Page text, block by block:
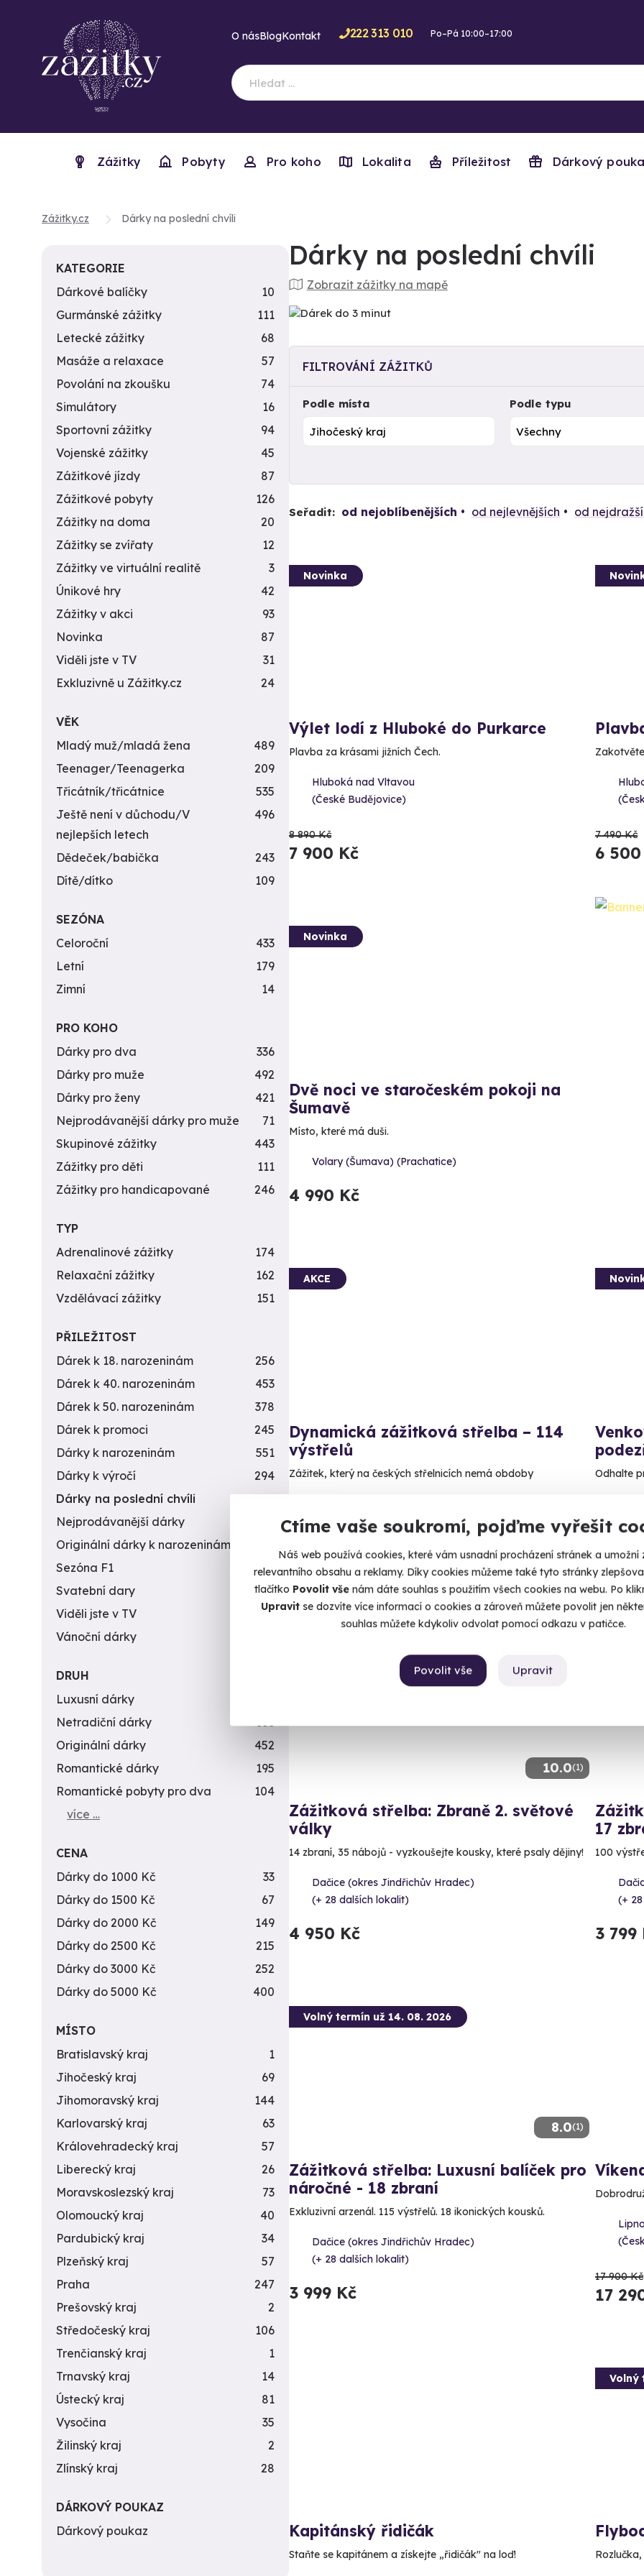
Ctíme vaše soukromí, pojďme vyřešit
Náš web používá cookies, které vám usnadní procházení stránek a umožní
relevantního obsahu a reklamy. Díky cookies můžeme také tyto stránky
tlačítko Povolit vše nám dáte souhlas s použitím všech cookies na webu. Po
Upravitse dozvíte více informací o cookies a zároveň můžete povolit jen
souhlas můžete kdykoliv odvolat pomocí odkazu v patičce.
Upravit
Povolit vše
O násBlogKontakt 222 313 010 Po–Pá 10:00–17:00
Zážitky Pobyty Pro koho Lokalita Příležitost Dárkový
Zážitky.cz Dárky na poslední chvíli
Dárky na poslední chvíli
Zobrazit zážitky na mapě
FILTROVÁNÍ ZÁŽITKŮ
Podle místa Podle typu
Seřadit: od nejoblíbenějších od nejlevnějších od
Novinka
Výlet lodí z Hluboké do Purkarce
Plavba za krásami jižních Čech.
Hluboká nad Vltavou
(České Budějovice)
8 890 Kč
7 900 Kč
7 490 Kč
6
Novinka
Dvě noci ve staročeském pokoji na
Šumavě
Místo, které má duši.
Volary (Šumava) (Prachatice)
4 990 Kč
AKCE
Dynamická zážitková střelba – 114
výstřelů
Zážitek, který na českých střelnicích nemá obdoby
(Jindřichův Hradec)
6 490 Kč
4 990 Kč
Odhalte
(+ 6
1 190
10.0(1)
Volný termín už 12. 08. 2026
Zážitková střelba: Zbraně 2. světové
války
14 zbraní, 35 nábojů - vyzkoušejte kousky, které psaly dějiny!
Dačice (okres Jindřichův Hradec)
(+ 28 dalších lokalit)
4 950 Kč
17
100
(+
3 799
8.0(1)
Volný termín už 14. 08. 2026
Zážitková střelba: Luxusní balíček pro
náročné - 18 zbraní
Exkluzivní arzenál. 115 výstřelů. 18 ikonických kousků.
Dačice (okres Jindřichův Hradec)
(+ 28 dalších lokalit)
3 999 Kč
17 900 Kč
17
Kapitánský řidičák
Staňte se kapitánem a získejte „řidičák" na loď!
Volný
KATEGORIE
Dárkové balíčky
10
Gurmánské zážitky
111
Letecké zážitky
68
Masáže a relaxace
57
Povolání na zkoušku
74
Simulátory
16
Sportovní zážitky
94
Vojenské zážitky
45
Zážitkové jízdy
87
Zážitkové pobyty
126
Zážitky na doma
20
Zážitky se zvířaty
12
Zážitky ve virtuální realitě
3
Únikové hry
42
Zážitky v akci
93
Novinka
87
Viděli jste v TV
31
Exkluzivně u Zážitky.cz
24
VĚK
Mladý muž/mladá žena
489
Teenager/Teenagerka
209
Třicátník/třicátnice
535
Ještě není v důchodu/V
nejlepších letech
496
Dědeček/babička
243
Dítě/dítko
109
SEZÓNA
Celoroční
433
Letní
179
Zimní
14
PRO KOHO
Dárky pro dva
336
Dárky pro muže
492
Dárky pro ženy
421
Nejprodávanější dárky pro muže
71
Skupinové zážitky
443
Zážitky pro děti
111
Zážitky pro handicapované
246
TYP
Adrenalinové zážitky
174
Relaxační zážitky
162
Vzdělávací zážitky
151
PŘILEŽITOST
Dárek k 18. narozeninám
256
Dárek k 40. narozeninám
453
Dárek k 50. narozeninám
378
Dárek k promoci
245
Dárky k narozeninám
551
Dárky k výročí
294
Dárky na poslední chvíli
450
Nejprodávanější dárky
Originální dárky k narozeninám
Sezóna F1
4
Svatební dary
196
Viděli jste v TV
31
Vánoční dárky
DRUH
Luxusní dárky
Netradiční dárky
353
Originální dárky
452
Romantické dárky
195
Romantické pobyty pro dva
104
více …
CENA
Dárky do 1000 Kč
33
Dárky do 1500 Kč
67
Dárky do 2000 Kč
149
Dárky do 2500 Kč
215
Dárky do 3000 Kč
252
Dárky do 5000 Kč
400
MÍSTO
Bratislavský kraj
1
Jihočeský kraj
69
Jihomoravský kraj
144
Karlovarský kraj
63
Královehradecký kraj
57
Liberecký kraj
26
Moravskoslezský kraj
73
Olomoucký kraj
40
Pardubický kraj
34
Plzeňský kraj
57
Praha
247
Prešovský kraj
2
Středočeský kraj
106
Trenčianský kraj
1
Trnavský kraj
14
Ústecký kraj
81
Vysočina
35
Žilinský kraj
2
Zlínský kraj
28
DÁRKOVÝ POUKAZ
Dárkový poukaz